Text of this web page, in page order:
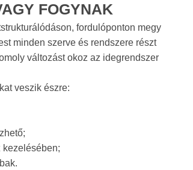
FOGYNAK
fordulóponton megy
minden szerve és rendszere részt
változást okoz az idegrendszer
veszik észre:
kezelésében;